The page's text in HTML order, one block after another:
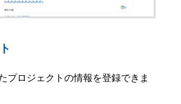
プロジェクトの情報を登録できま